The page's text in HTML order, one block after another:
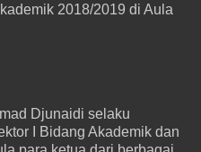
2018/2019 di Aula
Djunaidi selaku
I Bidang Akademik dan